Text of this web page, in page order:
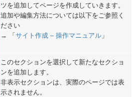
ツを追加してページを作成していきます。
追加や編集方法については以下をご参照く
ださい
→ 「 サイト作成 – 操作マニュアル 」
このセクションを選択して新たなセクショ
ンを追加します。
非表示セクションは、実際のページでは表
示されません。